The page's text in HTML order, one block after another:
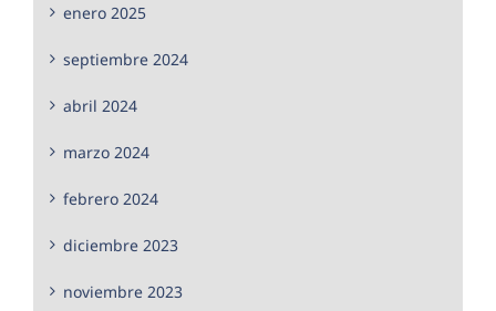
enero 2025
septiembre 2024
abril 2024
marzo 2024
febrero 2024
diciembre 2023
noviembre 2023